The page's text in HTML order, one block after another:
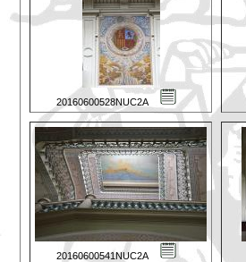
20160600528NUC2A
20160600541NUC2A